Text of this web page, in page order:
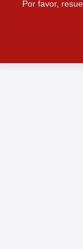
Por favor,